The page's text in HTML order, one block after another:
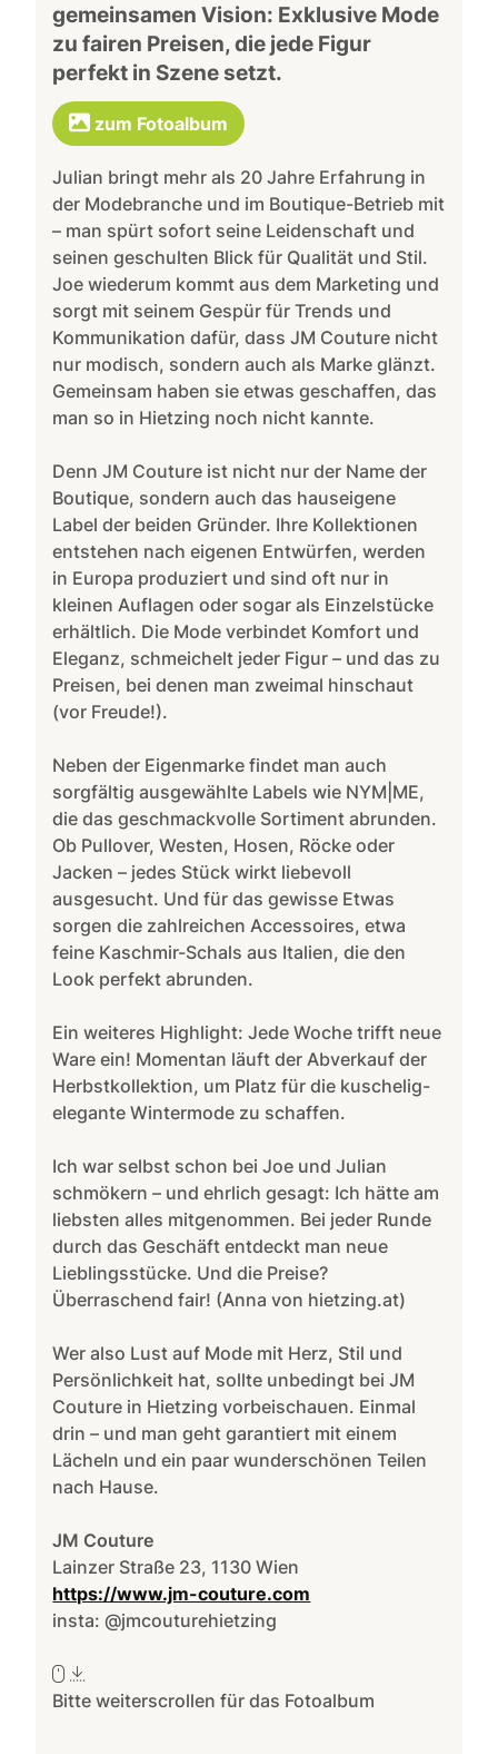
gemeinsamen Vision: Exklusive Mode
zu fairen Preisen, die jede Figur
perfekt in Szene setzt.
zum Fotoalbum
Julian bringt mehr als 20 Jahre Erfahrung in
der Modebranche und im Boutique-Betrieb mit
– man spürt sofort seine Leidenschaft und
seinen geschulten Blick für Qualität und Stil.
Joe wiederum kommt aus dem Marketing und
sorgt mit seinem Gespür für Trends und
Kommunikation dafür, dass JM Couture nicht
nur modisch, sondern auch als Marke glänzt.
Gemeinsam haben sie etwas geschaffen, das
man so in Hietzing noch nicht kannte.
Denn JM Couture ist nicht nur der Name der
Boutique, sondern auch das hauseigene
Label der beiden Gründer. Ihre Kollektionen
entstehen nach eigenen Entwürfen, werden
in Europa produziert und sind oft nur in
kleinen Auflagen oder sogar als Einzelstücke
erhältlich. Die Mode verbindet Komfort und
Eleganz, schmeichelt jeder Figur – und das zu
Preisen, bei denen man zweimal hinschaut
(vor Freude!).
Neben der Eigenmarke findet man auch
sorgfältig ausgewählte Labels wie NYM|ME,
die das geschmackvolle Sortiment abrunden.
Ob Pullover, Westen, Hosen, Röcke oder
Jacken – jedes Stück wirkt liebevoll
ausgesucht. Und für das gewisse Etwas
sorgen die zahlreichen Accessoires, etwa
feine Kaschmir-Schals aus Italien, die den
Look perfekt abrunden.
Ein weiteres Highlight: Jede Woche trifft neue
Ware ein! Momentan läuft der Abverkauf der
Herbstkollektion, um Platz für die kuschelig-
elegante Wintermode zu schaffen.
Ich war selbst schon bei Joe und Julian
schmökern – und ehrlich gesagt: Ich hätte am
liebsten alles mitgenommen. Bei jeder Runde
durch das Geschäft entdeckt man neue
Lieblingsstücke. Und die Preise?
Überraschend fair! (Anna von hietzing.at)
Wer also Lust auf Mode mit Herz, Stil und
Persönlichkeit hat, sollte unbedingt bei JM
Couture in Hietzing vorbeischauen. Einmal
drin – und man geht garantiert mit einem
Lächeln und ein paar wunderschönen Teilen
nach Hause.
JM Couture
Lainzer Straße 23, 1130 Wien
https://www.jm-couture.com
insta: @jmcouturehietzing
Bitte weiterscrollen für das Fotoalbum